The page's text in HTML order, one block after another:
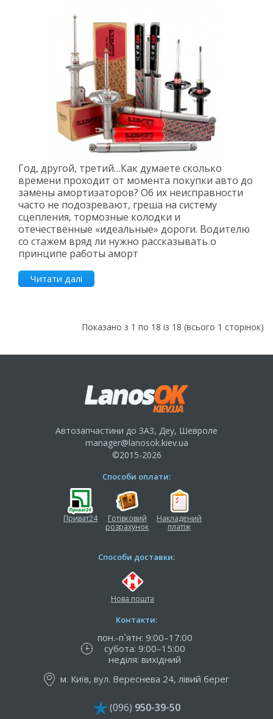
Год, другой, третий…Как думаете сколько
времени проходит от момента покупки авто до
замены амортизаторов? Об их неисправности
часто не подозревают, греша на систему
сцепления, тормозные колодки и
отечественные «идеальные» дороги. Водителю
со стажем вряд ли нужно рассказывать о
принципе работы аморт
Читати далі
Показано з 1 по 18 із 18 (всього 1 сторінок)
Автозапчастини до ЗАЗ, Деу, Шевроле
manager@lanosok.kiev.ua
©2015-2026
Способи оплати:
Приват24
Готівковий
розрахунок
Накладений
платіж
Способи доставки:
Нова пошта
Контакти:
пон.-п`ятн: 9:00–17:00
субота: 9:00–15:00
неділя: вихідний
м. Київ, вул. Вереснева 24, лівий берег
(096) 950-39-50